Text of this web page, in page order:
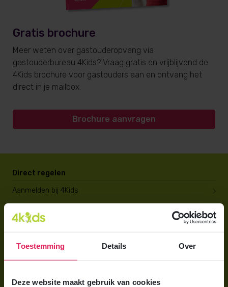
Toestemming Details Over
Deze website maakt gebruik van cookies
Gratis brochure
Meer weten over gastouderopvang via
gastouderbureau 4Kids? Vraag gratis en vrijblijvend de
4Kids brochure voor gastouders aan en ontvang het
direct in je mailbox.
Brochure aanvragen
Direct regelen
Aanmelden bij 4Kids
Brochure aanvragen
Voor ouders